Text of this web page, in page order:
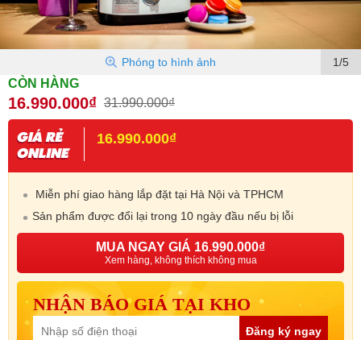
1/5
Phóng to hình ảnh
CÒN HÀNG
16.990.000₫ 31.990.000₫
16.990.000₫
Miễn phí giao hàng lắp đặt tại Hà Nội và TPHCM
Sản phẩm được đổi lại trong 10 ngày đầu nếu bị lỗi
MUA NGAY GIÁ 16.990.000₫
Xem hàng, không thích không mua
NHẬN BÁO GIÁ TẠI KHO
Đăng ký ngay